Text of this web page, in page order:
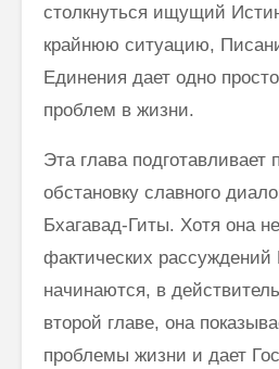
столкнуться ищущий
крайнюю ситуацию,
Единения дает одно
проблем в жизни.
Эта глава подготавливает
обстановку славного
Бхагавад-Гиты. Хотя она
фактических рассуждений
начинаются, в
второй главе, она
проблемы жизни и дает